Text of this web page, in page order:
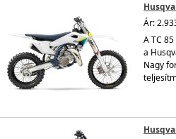
Ár:
A TC
a
Nagy